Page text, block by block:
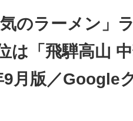
IT製品の技
気のラーメン」
「飛騨高山
月版／Google